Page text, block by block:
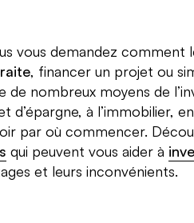
vous demandez comment
, financer un projet ou
nombreux moyens de
d’épargne, à l’immobilier,
par où commencer.
qui peuvent vous aider à
et leurs inconvénients.